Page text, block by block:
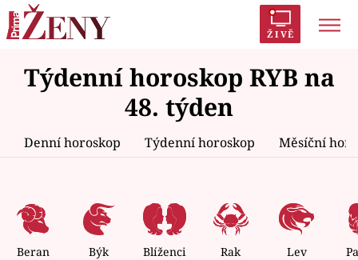
ŽIVĚ
Trendy: Polabí Inspekce Prostřeno!
AYTO?
Zrádci Proměny
Témata
Celebrity
Týdenní horoskop RYB na
48. týden
Denní horoskop Týdenní horoskop Měsíční
Beran Býk Blíženci Rak Lev